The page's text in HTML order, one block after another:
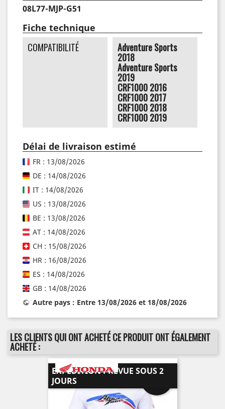
08L77-MJP-G51
Fiche technique
COMPATIBILITÉ Adventure Sports
2018
Adventure Sports
2019
CRF1000 2016
CRF1000 2017
CRF1000 2018
CRF1000 2019
Délai de livraison estimé
FR : 13/08/2026
DE : 14/08/2026
IT : 14/08/2026
US : 13/08/2026
BE : 13/08/2026
AT : 14/08/2026
CH : 15/08/2026
HR : 16/08/2026
ES : 14/08/2026
GB : 14/08/2026
Autre pays : Entre 13/08/2026 et 18/08/2026
LES CLIENTS QUI ONT ACHETÉ CE PRODUIT ONT ÉGALEMENT
ACHETÉ :
-10%
EXPÉDITION PRÉVUE SOUS 2
JOURS